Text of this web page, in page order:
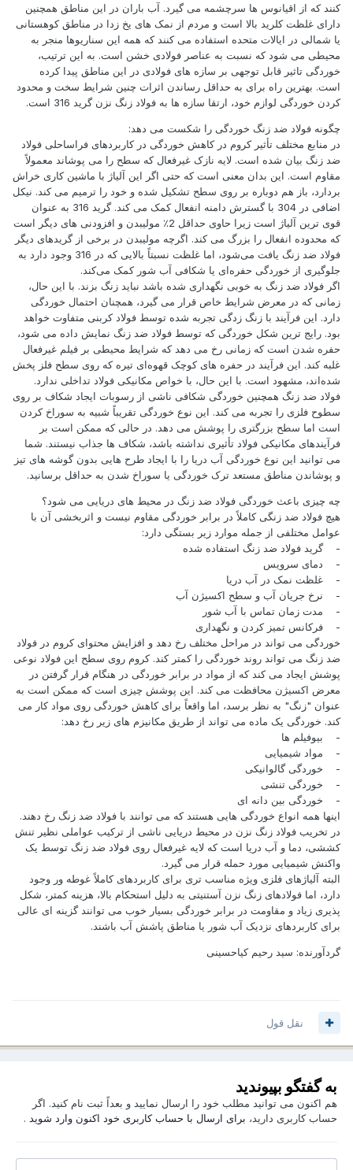
کنند که از اقیانوس ها سرچشمه می گیرد. آب باران در این مناطق همچنین
دارای غلظت کلرید بالا است و مردم از نمک های یخ زدا در مناطق کوهستانی
یا شمالی در ایالات متحده استفاده می کنند که همه این سناریوها منجر به
محیطی می شود که نسبت به عناصر فولادی خشن است. به این ترتیب،
خوردگی تاثیر قابل توجهی بر سازه های فولادی در این مناطق پیدا کرده
است. بهترین راه برای به حداقل رساندن اثرات چنین شرایط سخت و محدود
کردن خوردگی لوازم خود، ارتقا سازه ها به فولاد زنگ نزن گرید 316 است.
چگونه فولاد ضد زنگ خوردگی را شکست می دهد:
در منابع مختلف تأثیر کروم در کاهش خوردگی در کاربردهای فراساحلی فولاد
ضد زنگ بیان شده است. لایه نازک غیرفعال که سطح را می پوشاند معمولاً
مقاوم است. این بدان معنی است که حتی اگر این آلیاژ با ماشین کاری خراش
بردارد، باز هم دوباره بر روی سطح تشکیل شده و خود را ترمیم می کند. نیکل
اضافی در 304 با گسترش دامنه انفعال کمک می کند. گرید 316 به عنوان
قوی ترین آلیاژ است زیرا حاوی حداقل 2٪ مولیبدن و افزودنی های دیگر است
که محدوده انفعال را بزرگ می کند. اگرچه مولیبدن در برخی از گریدهای دیگر
فولاد ضد زنگ یافت می‌شود، اما غلظت نسبتاً بالایی که در 316 وجود دارد به
جلوگیری از خوردگی حفره‌ای یا شکافی آب شور کمک می‌کند.
اگر فولاد ضد زنگ به خوبی نگهداری شده باشد نباید زنگ بزند. با این حال،
زمانی که در معرض شرایط خاص قرار می گیرد، همچنان احتمال خوردگی
دارد. این فرآیند با زنگ زدگی تجربه شده توسط فولاد کربنی متفاوت خواهد
بود. رایج ترین شکل خوردگی که توسط فولاد ضد زنگ نمایش داده می شود،
حفره شدن است که زمانی رخ می دهد که شرایط محیطی بر فیلم غیرفعال
غلبه کند. این فرآیند در حفره های کوچک قهوه‌ای تیره که روی سطح فلز پخش
شده‌اند، مشهود است. با این حال، با خواص مکانیکی فولاد تداخلی ندارد.
فولاد ضد زنگ همچنین خوردگی شکافی ناشی از رسوبات ایجاد شکاف بر روی
سطوح فلزی را تجربه می کند. این نوع خوردگی تقریباً شبیه به سوراخ کردن
است اما سطح بزرگتری را پوشش می دهد. در حالی که ممکن است بر
فرآیندهای مکانیکی فولاد تأثیری نداشته باشد، شکاف ها جذاب نیستند. شما
می توانید این نوع خوردگی آب دریا را با ایجاد طرح هایی بدون گوشه های تیز
و پوشاندن مناطق مستعد ترک خوردگی یا سوراخ شدن به حداقل برسانید.
چه چیزی باعث خوردگی فولاد ضد زنگ در محیط های دریایی می شود؟
هیچ فولاد ضد زنگی کاملاً در برابر خوردگی مقاوم نیست و اثربخشی آن با
عوامل مختلفی از جمله موارد زیر بستگی دارد:
- گرید فولاد ضد زنگ استفاده شده
- دمای سرویس
- غلظت نمک در آب دریا
- نرخ جریان آب و سطح اکسیژن آب
- مدت زمان تماس با آب شور
- فرکانس تمیز کردن و نگهداری
خوردگی می تواند در مراحل مختلف رخ دهد و افزایش محتوای کروم در فولاد
ضد زنگ می تواند روند خوردگی را کمتر کند. کروم روی سطح این فولاد نوعی
پوشش ایجاد می کند که از مواد در برابر خوردگی در هنگام قرار گرفتن در
معرض اکسیژن محافظت می کند. این پوشش چیزی است که ممکن است به
عنوان "زنگ" به نظر برسد، اما واقعاً برای کاهش خوردگی روی مواد کار می
کند. خوردگی یک ماده می تواند از طریق مکانیزم های زیر رخ دهد:
- بیوفیلم ها
- مواد شیمیایی
- خوردگی گالوانیکی
- خوردگی تنشی
- خوردگی بین دانه ای
اینها همه انواع خوردگی هایی هستند که می توانند با فولاد ضد زنگ رخ دهند.
در تخریب فولاد زنگ نزن در محیط دریایی ناشی از ترکیب عواملی نظیر تنش
کششی، دما و آب دریا است که لایه غیرفعال روی فولاد ضد زنگ توسط یک
واکنش شیمیایی مورد حمله قرار می گیرد.
البته آلیاژهای فلزی ویژه مناسب تری برای کاربردهای کاملاً غوطه ور وجود
دارد، اما فولادهای زنگ نزن آستنیتی به دلیل استحکام بالا، هزینه کمتر، شکل
پذیری زیاد و مقاومت در برابر خوردگی بسیار خوب می توانند گزینه ای عالی
برای کاربردهای نزدیک آب شور یا مناطق پاشش آب باشند.
گردآورنده: سید رحیم کیاحسینی
نقل قول
به گفتگو بپیوندید
هم اکنون می توانید مطلب خود را ارسال نمایید و بعداً ثبت نام کنید. اگر
حساب کاربری دارید، برای ارسال با حساب کاربری خود اکنون وارد شوید.